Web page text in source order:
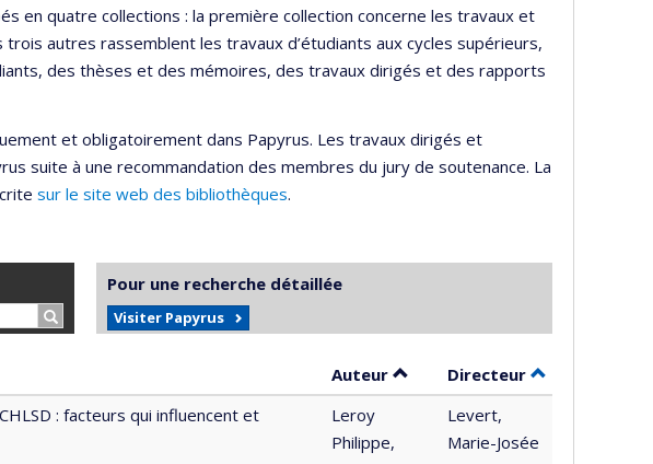
en quatre collections : la première collection concerne les travaux et
autres rassemblent les travaux d’étudiants aux cycles supérieurs,
des thèses et des mémoires, des travaux dirigés et des rapports
et obligatoirement dans Papyrus. Les travaux dirigés et
suite à une recommandation des membres du jury de soutenance. La
sur le site web des bibliothèques.
Rechercher…
Pour une recherche détaillée
Visiter Papyrus
Auteur Trier par auteur en ordre
Directeur par
: facteurs qui influencent et
Leroy
Philippe,
Levert,
Marie-Josée